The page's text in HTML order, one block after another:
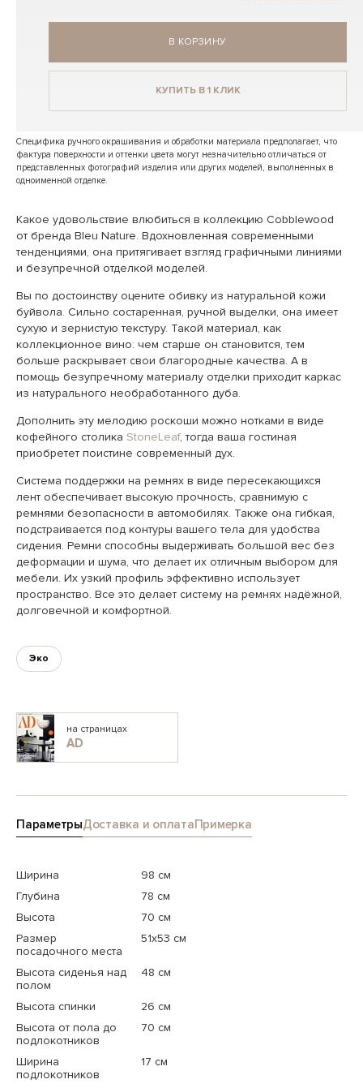
В КОРЗИНУ
КУПИТЬ В 1 КЛИК
Специфика ручного окрашивания и обработки материала предполагает, что
фактура поверхности и оттенки цвета могут незначительно отличаться от
представленных фотографий изделия или других моделей, выполненных в
одноименной отделке.
Какое удовольствие влюбиться в коллекцию Cobblewood
от бренда Bleu Nature. Вдохновленная современными
тенденциями, она притягивает взгляд графичными линиями
и безупречной отделкой моделей.
Вы по достоинству оцените обивку из натуральной кожи
буйвола. Сильно состаренная, ручной выделки, она имеет
сухую и зернистую текстуру. Такой материал, как
коллекционное вино: чем старше он становится, тем
больше раскрывает свои благородные качества. А в
помощь безупречному материалу отделки приходит каркас
из натурального необработанного дуба.
Дополнить эту мелодию роскоши можно нотками в виде
кофейного столика StoneLeaf, тогда ваша гостиная
приобретет поистине современный дух.
Система поддержки на ремнях в виде пересекающихся
лент обеспечивает высокую прочность, сравнимую с
ремнями безопасности в автомобилях. Также она гибкая,
подстраивается под контуры вашего тела для удобства
сидения. Ремни способны выдерживать большой вес без
деформации и шума, что делает их отличным выбором для
мебели. Их узкий профиль эффективно использует
пространство. Все это делает систему на ремнях надёжной,
долговечной и комфортной.
Эко
на страницах
AD
ПараметрыДоставка и оплатаПримерка
Ширина
98 см
Глубина
78 см
Высота
70 см
Размер
посадочного места
51x53 см
Высота сиденья над
полом
48 см
Высота спинки
26 см
Высота от пола до
подлокотников
70 см
Ширина
подлокотников
17 см